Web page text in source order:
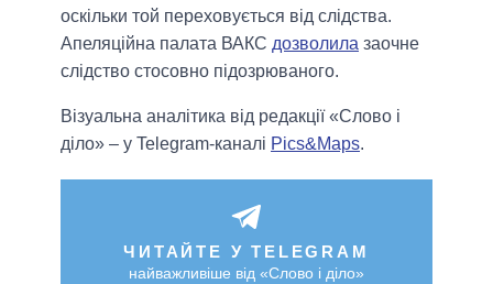
оскільки той переховується від слідства.
Апеляційна палата ВАКС дозволила заочне
слідство стосовно підозрюваного.
Візуальна аналітика від редакції «Слово і
діло» – у Telegram-каналі Pics&Maps.
ЧИТАЙТЕ У TELEGRAM
найважливіше від «Слово і діло»